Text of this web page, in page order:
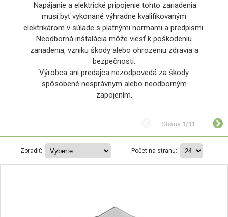
Napájanie a elektrické pripojenie tohto zariadenia
musí byť vykonané výhradne kvalifikovaným
elektrikárom v súlade s platnými normami a predpismi.
Neodborná inštalácia môže viesť k poškodeniu
zariadenia, vzniku škody alebo ohrozeniu zdravia a
bezpečnosti.
Výrobca ani predajca nezodpovedá za škody
spôsobené nesprávnym alebo neodborným
zapojením.
Strana 1/11
Zoradiť: Počet na stranu: